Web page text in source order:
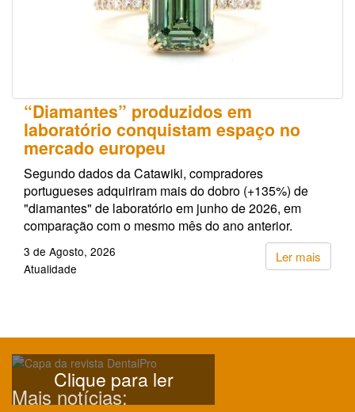
“Diamantes” produzidos em
laboratório conquistam espaço no
mercado europeu
Segundo dados da Catawiki, compradores
portugueses adquiriram mais do dobro (+135%) de
"diamantes" de laboratório em junho de 2026, em
comparação com o mesmo mês do ano anterior.
Ler mais
3 de Agosto, 2026
Atualidade
Clique para ler
Mais notícias: